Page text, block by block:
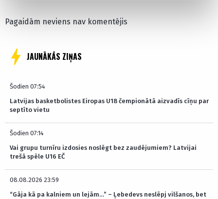
Pagaidām neviens nav komentējis
JAUNĀKĀS ZIŅAS
Šodien 07:54
Latvijas basketbolistes Eiropas U18 čempionātā aizvadīs cīņu par
septīto vietu
Šodien 07:14
Vai grupu turnīru izdosies noslēgt bez zaudējumiem? Latvijai
trešā spēle U16 EČ
08.08.2026 23:59
“Gāja kā pa kalniem un lejām…” – Ļebedevs neslēpj vilšanos, bet